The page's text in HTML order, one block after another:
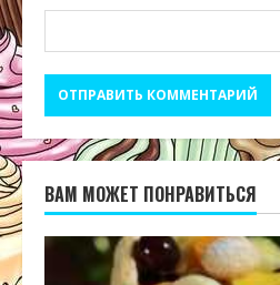
ВАМ МОЖЕТ ПОНРАВИТЬСЯ